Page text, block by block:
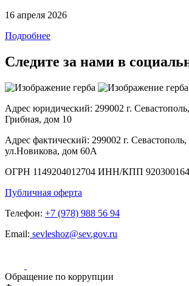
16 апреля 2026
Подробнее
Следите за нами в
Адрес юридический: 299002 г.
Грибная, дом 10
Адрес фактический: 299002 г. Севастополь,
ул.Новикова, дом 60А
ОГРН 1149204012704 ИНН/КПП
Публичная оферта
Телефон: +7 (978) 988 56 94
Email: sevleshoz@sev.gov.ru
Обращение по коррупции